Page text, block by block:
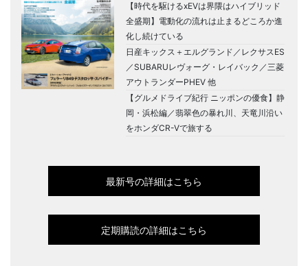
【時代を駆けるxEVは界隈はハイブリッド
全盛期】電動化の流れは止まるどころか進
化し続けている
日産キックス＋エルグランド／レクサスES
／SUBARUレヴォーグ・レイバック／三菱
アウトランダーPHEV 他
【グルメドライブ紀行 ニッポンの優食】静
岡・浜松編／翡翠色の暴れ川、天竜川沿い
をホンダCR-Vで旅する
最新号の詳細はこちら
定期購読の詳細はこちら